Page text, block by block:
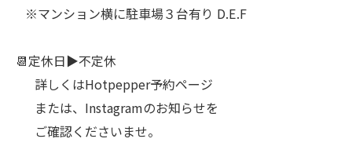
⠀※マンション横に駐車場３台有り D.E.F
📆定休日▶︎不定休
⠀⠀詳しくはHotpepper予約ページ
⠀⠀または、Instagramのお知らせを
⠀⠀ご確認くださいませ。